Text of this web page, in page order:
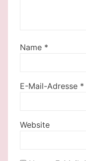
Name *
E-Mail-Adresse *
Website